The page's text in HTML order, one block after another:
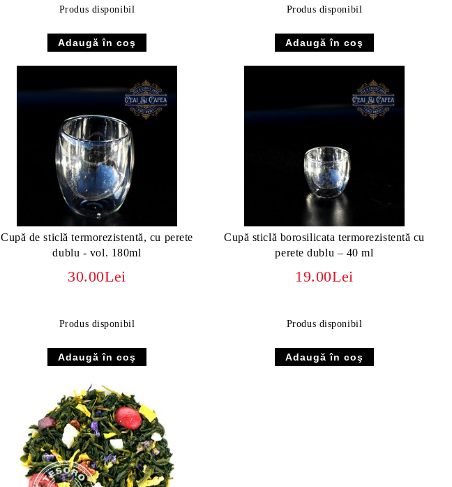
Produs disponibil Produs disponibil
Cupă de sticlă termorezistentă, cu perete
dublu - vol. 180ml
30.00Lei
Produs disponibil
Cupă sticlă borosilicata termorezistentă cu
perete dublu – 40 ml
19.00Lei
Produs disponibil